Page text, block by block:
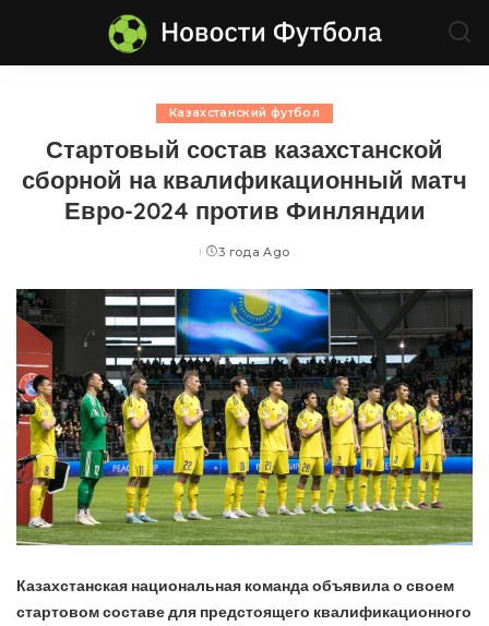
Казахстанский футбол
Стартовый состав казахстанской
сборной на квалификационный матч
Евро-2024 против Финляндии
Posted
3 года Ago
Казахстанская национальная команда объявила о своем
стартовом составе для предстоящего квалификационного